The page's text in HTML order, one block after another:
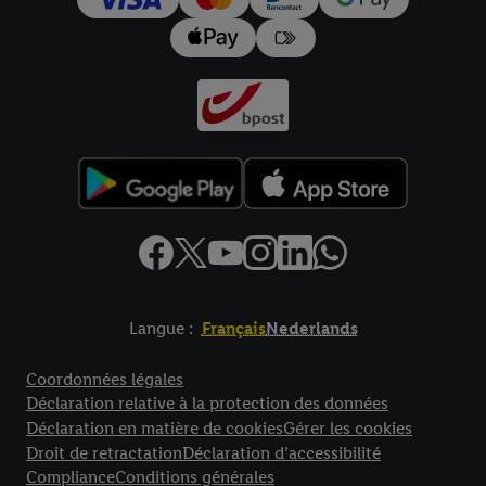
Langue : FrançaisNederlands
Coordonnées légales
Déclaration relative à la protection des données
Déclaration en matière de cookiesGérer les cookies
Droit de retractationDéclaration d’accessibilité
ComplianceConditions générales
données.Vous trouverez les impressions ici.